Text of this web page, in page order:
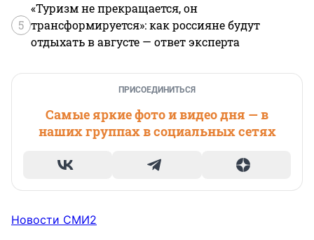
5
«Туризм не прекращается, он
трансформируется»: как россияне будут
отдыхать в августе — ответ эксперта
ПРИСОЕДИНИТЬСЯ
Самые яркие фото и видео дня — в
наших группах в социальных сетях
Новости СМИ2